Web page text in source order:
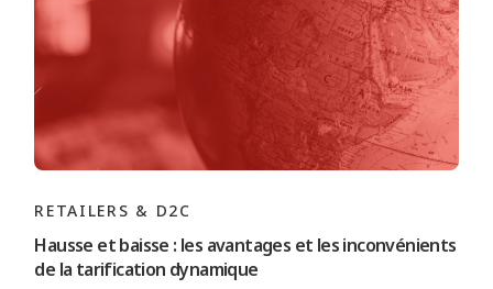
RETAILERS & D2C
Hausse et baisse : les avantages et les inconvénients
de la tarification dynamique